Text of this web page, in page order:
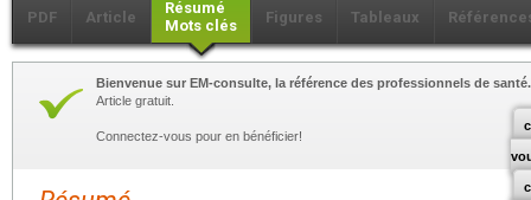
PDF Article
Résumé
Mots clés
Figures Tableaux
Bienvenue sur EM-consulte, la référence des professionnels de santé.
Article gratuit.
Connectez-vous pour en bénéficier!